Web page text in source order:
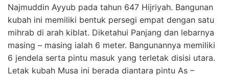
Najmuddin Ayyub pada tahun 647 Hijriyah. Bangunan
kubah ini memiliki bentuk persegi empat dengan satu
mihrab di arah kiblat. Diketahui Panjang dan lebarnya
masing – masing ialah 6 meter. Bangunannya memiliki
6 jendela serta pintu masuk yang terletak disisi utara.
Letak kubah Musa ini berada diantara pintu As –